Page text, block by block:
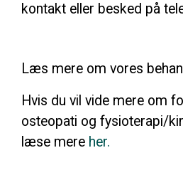
kontakt eller besked på
Læs mere om vores
Hvis du vil vide mere om
osteopati og fysioterapi/
læse mere her.